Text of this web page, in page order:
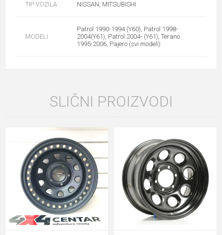
TIP VOZILA NISSAN, MITSUBISHI
MODELI
Patrol 1990-1994 (Y60), Patrol 1998-
2004(Y61), Patrol 2004- (Y61), Terano
1995-2006, Pajero (svi modeli)
SLIČNI PROIZVODI